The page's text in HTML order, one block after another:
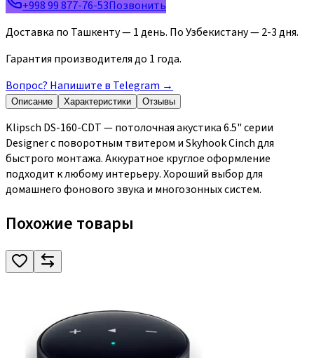
+998 99 877-76-53Позвонить
Доставка по Ташкенту — 1 день. По Узбекистану — 2-3 дня.
Гарантия производителя до 1 года.
Вопрос? Напишите в Telegram →
Описание Характеристики Отзывы
Klipsch DS-160-CDT — потолочная акустика 6.5" серии
Designer с поворотным твитером и Skyhook Cinch для
быстрого монтажа. Аккуратное круглое оформление
подходит к любому интерьеру. Хороший выбор для
домашнего фонового звука и многозонных систем.
Похожие товары